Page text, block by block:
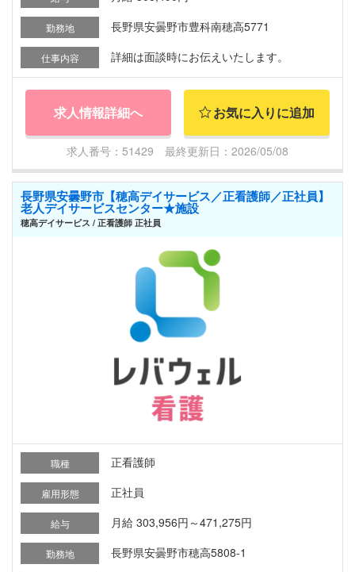
勤務地 長野県安曇野市豊科南穂高5771
仕事内容 詳細は面談時にお伝えいたします。
求人情報詳細へ お気に入りに追加
求人番号：51429 最終更新日：2026/05/08
長野県安曇野市【穂高デイサービス／正看護師／正社員】
老人デイサービスセンター★施設
穂高デイサービス / 正看護師 正社員
職種 正看護師
雇用形態 正社員
給与 月給 303,956円～471,275円
勤務地 長野県安曇野市穂高5808-1